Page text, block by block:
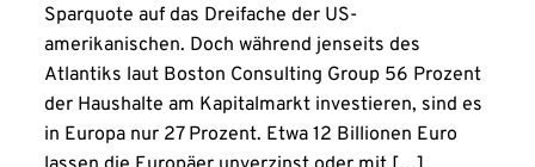
Sparquote auf das Dreifache der US-
amerikanischen. Doch während jenseits des
Atlantiks laut Boston Consulting Group 56 Prozent
der Haushalte am Kapitalmarkt investieren, sind es
in Europa nur 27 Prozent. Etwa 12 Billionen Euro